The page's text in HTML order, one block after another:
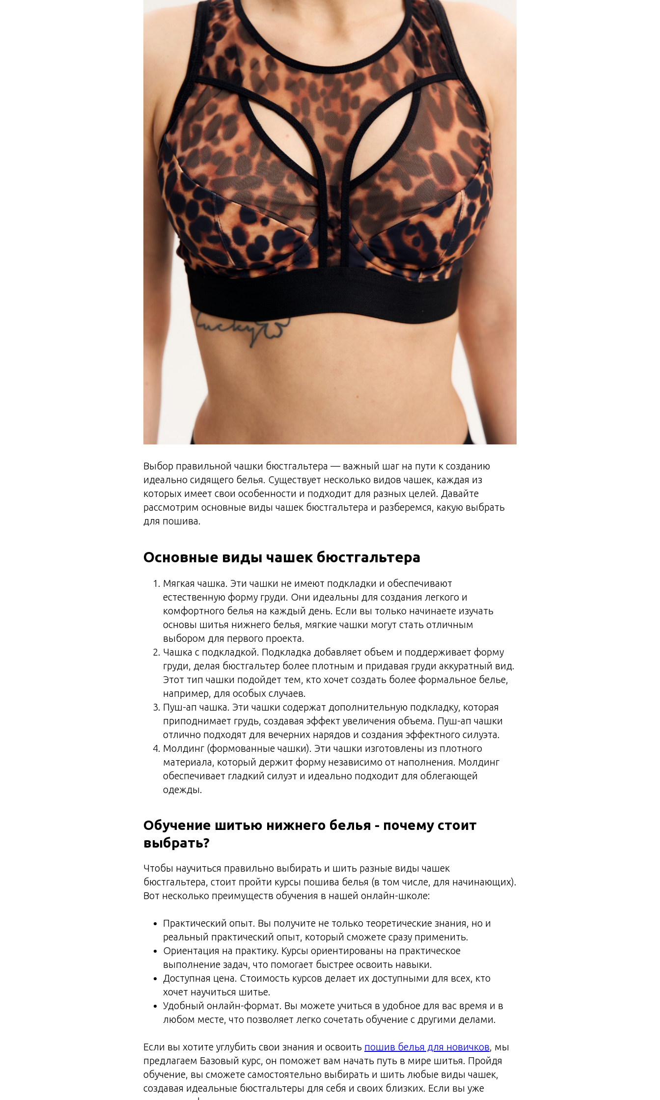
Выбор правильной чашки бюстгальтера — важный шаг на пути к созданию
идеально сидящего белья. Существует несколько видов чашек, каждая из
которых имеет свои особенности и подходит для разных целей. Давайте
рассмотрим основные виды чашек бюстгальтера и разберемся, какую выбрать
для пошива.
Основные виды чашек бюстгальтера
Мягкая чашка. Эти чашки не имеют подкладки и обеспечивают
естественную форму груди. Они идеальны для создания легкого и
комфортного белья на каждый день. Если вы только начинаете изучать
основы шитья нижнего белья, мягкие чашки могут стать отличным
выбором для первого проекта.
Чашка с подкладкой. Подкладка добавляет объем и поддерживает форму
груди, делая бюстгальтер более плотным и придавая груди аккуратный вид.
Этот тип чашки подойдет тем, кто хочет создать более формальное белье,
например, для особых случаев.
Пуш-ап чашка. Эти чашки содержат дополнительную подкладку, которая
приподнимает грудь, создавая эффект увеличения объема. Пуш-ап чашки
отлично подходят для вечерних нарядов и создания эффектного силуэта.
Молдинг (формованные чашки). Эти чашки изготовлены из плотного
материала, который держит форму независимо от наполнения. Молдинг
обеспечивает гладкий силуэт и идеально подходит для облегающей
одежды.
Обучение шитью нижнего белья - почему стоит
выбрать?
Чтобы научиться правильно выбирать и шить разные виды чашек
бюстгальтера, стоит пройти курсы пошива белья (в том числе, для начинающих).
Вот несколько преимуществ обучения в нашей онлайн-школе:
Практический опыт. Вы получите не только теоретические знания, но и
реальный практический опыт, который сможете сразу применить.
Ориентация на практику. Курсы ориентированы на практическое
выполнение задач, что помогает быстрее освоить навыки.
Доступная цена. Стоимость курсов делает их доступными для всех, кто
хочет научиться шитье.
Удобный онлайн-формат. Вы можете учиться в удобное для вас время и в
любом месте, что позволяет легко сочетать обучение с другими делами.
Если вы хотите углубить свои знания и освоить пошив белья для новичков , мы
предлагаем Базовый курс, он поможет вам начать путь в мире шитья. Пройдя
обучение, вы сможете самостоятельно выбирать и шить любые виды чашек,
создавая идеальные бюстгальтеры для себя и своих близких. Если вы уже